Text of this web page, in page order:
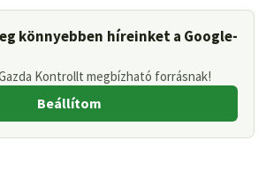
könnyebben híreinket a Google-
Kontrollt megbízható forrásnak!
Beállítom